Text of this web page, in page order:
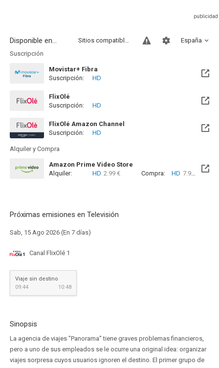
Disponible en... España
Sitios compatibles
Suscripción
Movistar+ Fibra
Disponible hasta el Vie, 01 Ene 2100 (Quedan 73 años)
Suscripción: HD
FlixOlé
Suscripción:
HD
FlixOlé Amazon Channel
Suscripción:
HD
Alquiler y Compra
Amazon Prime Video Store
Alquiler:
HD 2.99 € Compra: HD 7.99 €
Próximas emisiones en Televisión
Sab, 15 Ago 2026 (En 7 días)
Canal FlixOlé 1
Viaje sin destino
09:44
10:48
Sinopsis
La agencia de viajes "Panorama" tiene graves problemas financieros,
pero a uno de sus empleados se le ocurre una original idea: organizar
viajes sorpresa cuyos usuarios ignoren el destino. El primer grupo de